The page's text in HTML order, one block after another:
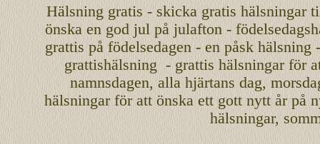
Hälsning gratis - skicka gratis
önska engod julpå julafton -
grattis på födelsedagen - en påsk
grattishälsning - grattis hälsningar för
namnsdagen,alla hjärtans dag,
hälsningar för att önska ettgott nytt årpå
hälsningar,